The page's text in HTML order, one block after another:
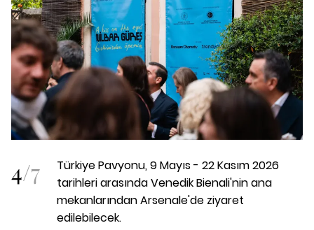
4/7
Türkiye Pavyonu, 9 Mayıs - 22 Kasım 2026
tarihleri arasında Venedik Bienali'nin ana
mekanlarından Arsenale'de ziyaret
edilebilecek.